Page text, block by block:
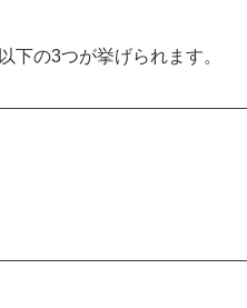
下の3つが挙げられます。